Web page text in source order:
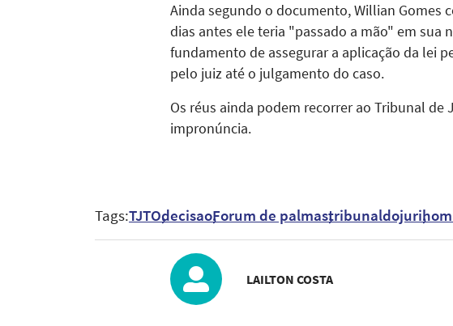
Ainda segundo o documento, Willian
dias antes ele teria "passado a mão" em sua
fundamento de assegurar a aplicação da lei
pelo juiz até o julgamento do caso.
Os réus ainda podem recorrer ao Tribunal
impronúncia.
Tags:TJTOdecisaoForum de palmastribunaldojuri
LAILTON COSTA